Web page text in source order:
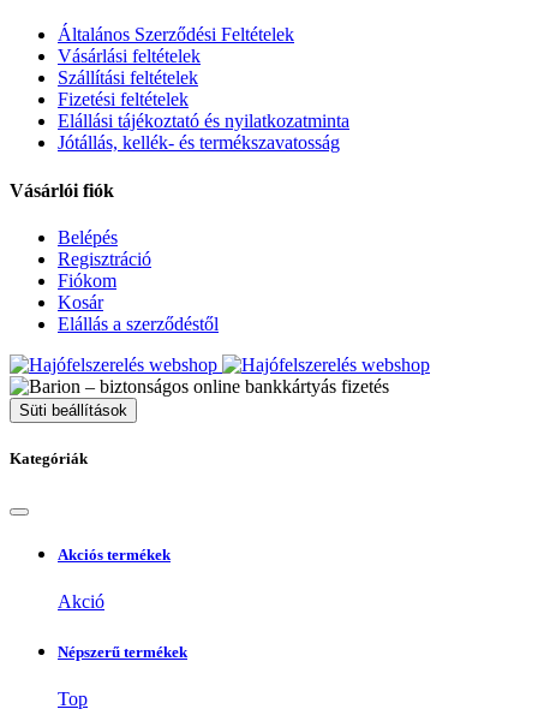
Általános Szerződési Feltételek
Vásárlási feltételek
Szállítási feltételek
Fizetési feltételek
Elállási tájékoztató és nyilatkozatminta
Jótállás, kellék- és termékszavatosság
Vásárlói fiók
Belépés
Regisztráció
Fiókom
Kosár
Elállás a szerződéstől
Süti beállítások
Kategóriák
Akciós termékek
Akció
Népszerű termékek
Top